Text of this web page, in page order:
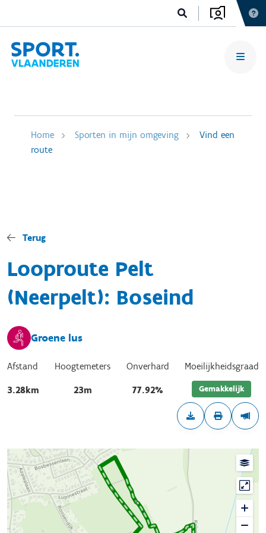
Home Sporten in mijn omgeving
Vind een
route
Terug
Looproute Pelt
(Neerpelt): Boseind
Groene lus
Afstand
3.28km
Hoogtemeters
23m
Onverhard
77.92%
Moeilijkheidsgraad
Gemakkelijk